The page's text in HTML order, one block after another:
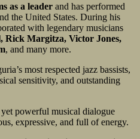
as a leader and has performed
the United States. During his
with legendary musicians
Rick Margitza, Victor Jones,
, and many more.
most respected jazz bassists,
sensitivity, and outstanding
powerful musical dialogue
expressive, and full of energy.